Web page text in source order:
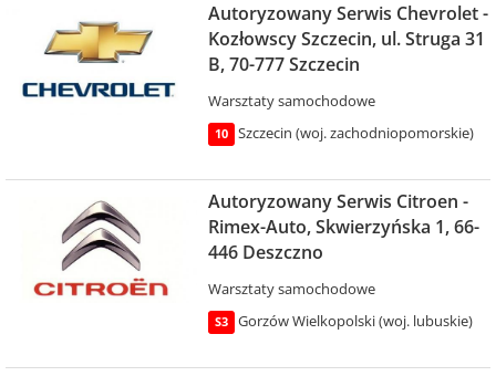
Autoryzowany Serwis Chevrolet -
Kozłowscy Szczecin, ul. Struga 31
B, 70-777 Szczecin
Warsztaty samochodowe
10 Szczecin (woj. zachodniopomorskie)
Autoryzowany Serwis Citroen -
Rimex-Auto, Skwierzyńska 1, 66-
446 Deszczno
Warsztaty samochodowe
S3 Gorzów Wielkopolski (woj. lubuskie)